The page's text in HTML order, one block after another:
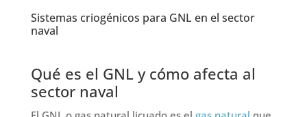
Sistemas criogénicos para GNL en el sector
naval
Qué es el GNL y cómo afecta al
sector naval